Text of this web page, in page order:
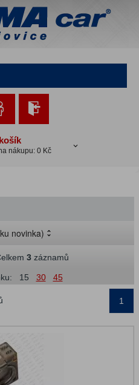
nákupu: 0 Kč
novinka)
3záznamů
15 30 45
1